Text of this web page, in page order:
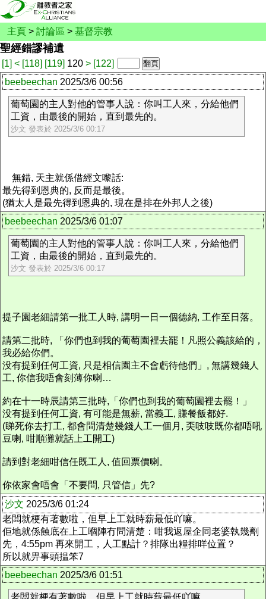
主頁 > 討論區 > 基督宗教
聖經錯謬補遺
[1] < [118] [119] 120 > [122]
beebeechan 2025/3/6 00:56
葡萄園的主人對他的管事人說：你叫工人來，分給他們
工資，由最後的開始，直到最先的。
沙文 發表於 2025/3/6 00:17
無錯, 天主就係借經文嚟話:
最先得到恩典的, 反而是最後。
(猶太人是最先得到恩典的, 現在是排在外邦人之後)
beebeechan 2025/3/6 01:07
葡萄園的主人對他的管事人說：你叫工人來，分給他們
工資，由最後的開始，直到最先的。
沙文 發表於 2025/3/6 00:17
提子園老細請第一批工人時, 講明一日一個德納, 工作至日落。
請第二批時, 「你們也到我的葡萄園裡去罷！凡照公義該給的，
我必給你們。
没有提到任何工資, 只是相信園主不會虧待他們」, 無講幾錢人
工, 你信我唔會刻薄你喇…
約在十一時辰請第三批時,「你們也到我的葡萄園裡去罷！」
没有提到任何工資, 有可能是無薪, 當義工, 賺餐飯都好.
(睇死你去打工, 都會問清楚幾錢人工一個月, 奀吱吱既你都唔吼
豆喇, 咁順灘就話上工開工)
請到對老細咁信任既工人, 值回票價喇。
你依家會唔會「不要問, 只管信」先?
沙文 2025/3/6 01:24
老闆就梗有著數啦，但早上工就時薪最低吖嘛。
佢地就係蝕底在上工嗰陣冇問清楚：咁我返屋企同老婆執幾劑
先，4:55pm 再來開工，人工點計？排隊出糧排咩位置？
所以就畀事頭揾笨7
beebeechan 2025/3/6 01:51
老闆就梗有著數啦，但早上工就時薪最低吖嘛。